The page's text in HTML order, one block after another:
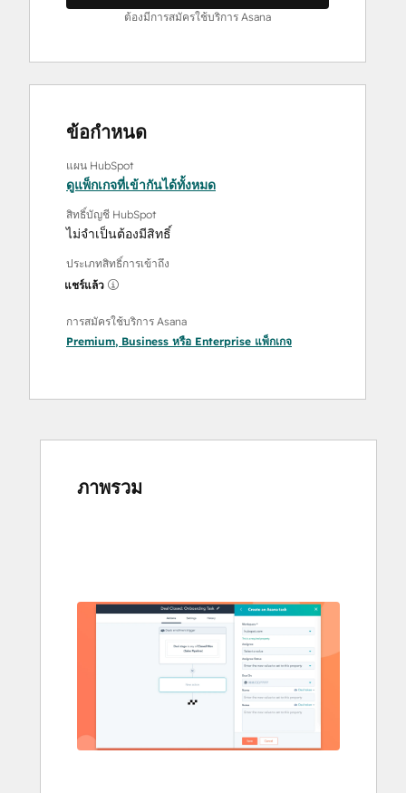
ต้องมีการสมัครใช้บริการ Asana
ข้อกำหนด
แผน HubSpot
ดูแพ็กเกจที่เข้ากันได้ทั้งหมด
สิทธิ์บัญชี HubSpot
ไม่จำเป็นต้องมีสิทธิ์
ประเภทสิทธิ์การเข้าถึง
แชร์แล้ว
การสมัครใช้บริการ Asana
Premium, Business หรือ Enterprise แพ็กเกจ
ภาพรวม
เพื่อ